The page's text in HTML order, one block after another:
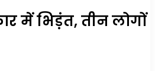
में भिड़ंत, तीन लोगों